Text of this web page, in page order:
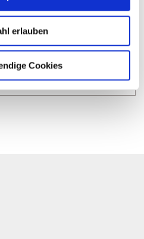
erlauben
Cookies
Osthofen
- 12.08.2026
erfahren